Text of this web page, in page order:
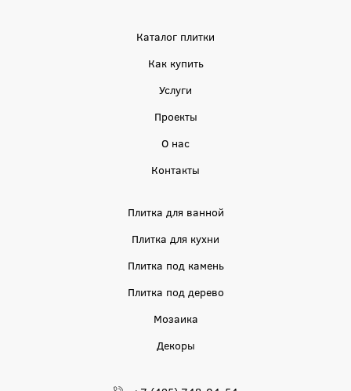
Каталог плитки
Как купить
Услуги
Проекты
О нас
Контакты
Плитка для ванной
Плитка для кухни
Плитка под камень
Плитка под дерево
Мозаика
Декоры